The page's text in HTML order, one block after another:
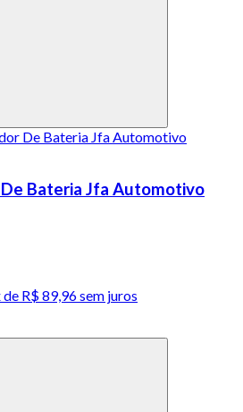
Bateria Jfa Automotivo
de R$ 89,96 sem juros